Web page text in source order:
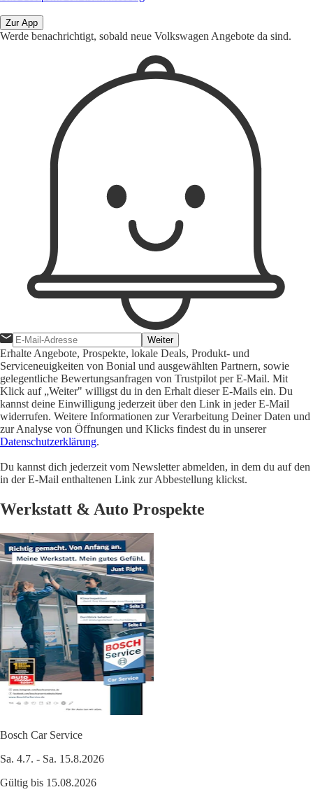
Zur App
Werde benachrichtigt, sobald neue Volkswagen Angebote da sind.
Weiter
Erhalte Angebote, Prospekte, lokale Deals, Produkt- und
Serviceneuigkeiten von Bonial und ausgewählten Partnern, sowie
gelegentliche Bewertungsanfragen von Trustpilot per E-Mail. Mit
Klick auf „Weiter" willigst du in den Erhalt dieser E-Mails ein. Du
kannst deine Einwilligung jederzeit über den Link in jeder E-Mail
widerrufen. Weitere Informationen zur Verarbeitung Deiner Daten und
zur Analyse von Öffnungen und Klicks findest du in unserer
Datenschutzerklärung.
Du kannst dich jederzeit vom Newsletter abmelden, in dem du auf den
in der E-Mail enthaltenen Link zur Abbestellung klickst.
Werkstatt & Auto Prospekte
Bosch Car Service
Sa. 4.7. - Sa. 15.8.2026
Gültig bis 15.08.2026